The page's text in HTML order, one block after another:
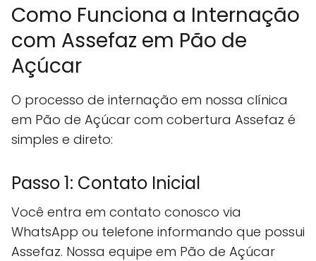
Como Funciona a Internação
com Assefaz em Pão de
Açúcar
O processo de internação em nossa clínica
em Pão de Açúcar com cobertura Assefaz é
simples e direto:
Passo 1: Contato Inicial
Você entra em contato conosco via
WhatsApp ou telefone informando que possui
Assefaz. Nossa equipe em Pão de Açúcar